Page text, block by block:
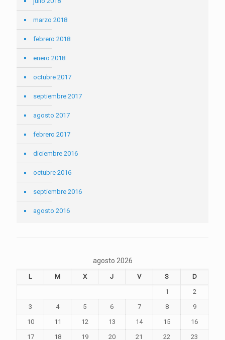
marzo 2018
febrero 2018
enero 2018
octubre 2017
septiembre 2017
agosto 2017
febrero 2017
diciembre 2016
octubre 2016
septiembre 2016
agosto 2016
agosto 2026
L M X J V S
D
1
2
3
4 5 6 7 8
9
10
11 12 13 14 15
16
17
18 19 20 21 22
23